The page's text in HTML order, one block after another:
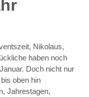
Nikolaus,
haben noch
Doch nicht nur
oben hin
Jahrestagen,